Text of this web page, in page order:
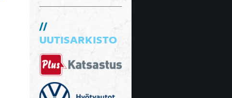
UUTISARKISTO